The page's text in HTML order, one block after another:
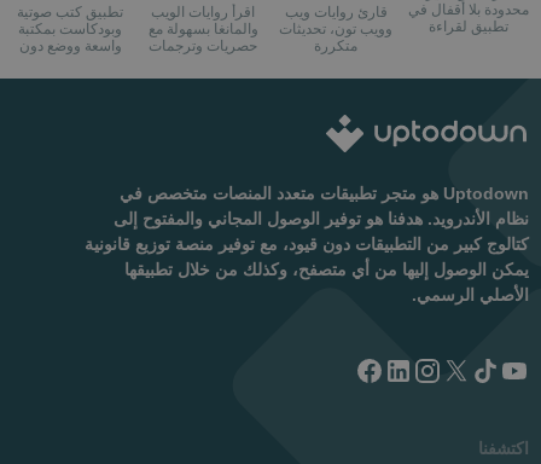
محدودة بلا أقفال في
تطبيق لقراءة
webtoon
قارئ روايات ويب
وويب تون، تحديثات
متكررة
Manga
اقرأ روايات الويب
والمانغا بسهولة مع
حصريات وترجمات
Podcasts
تطبيق كتب صوتية
وبودكاست بمكتبة
واسعة ووضع دون
Uptodown هو متجر تطبيقات متعدد المنصات متخصص في
نظام الأندرويد. هدفنا هو توفير الوصول المجاني والمفتوح إلى
كتالوج كبير من التطبيقات دون قيود، مع توفير منصة توزيع قانونية
يمكن الوصول إليها من أي متصفح، وكذلك من خلال تطبيقها
الأصلي الرسمي.
اكتشفنا